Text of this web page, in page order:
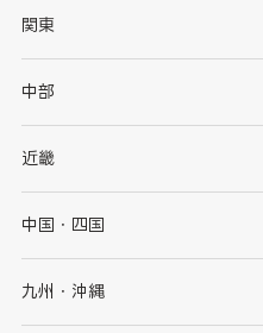
北海道
岩手県
秋田県
関東
茨城県
群馬県
千葉県
神奈川県
中部
新潟県
石川県
山梨県
近畿
大阪府
京都府
中国・四国
鳥取県
九州・沖縄